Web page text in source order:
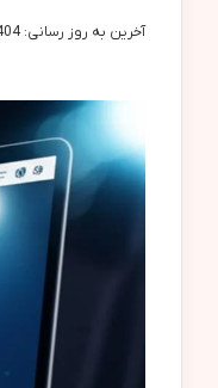
آخرین به روز رسانی: 27/05/1404